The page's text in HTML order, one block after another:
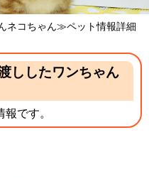
ネコちゃん≫ペット情報詳細
ししたワンちゃん
です。